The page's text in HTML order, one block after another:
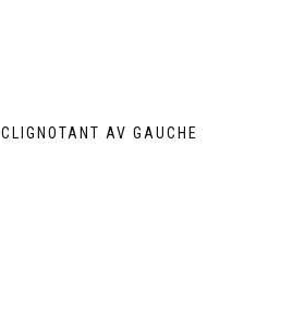
CLIGNOTANT AV GAUCHE